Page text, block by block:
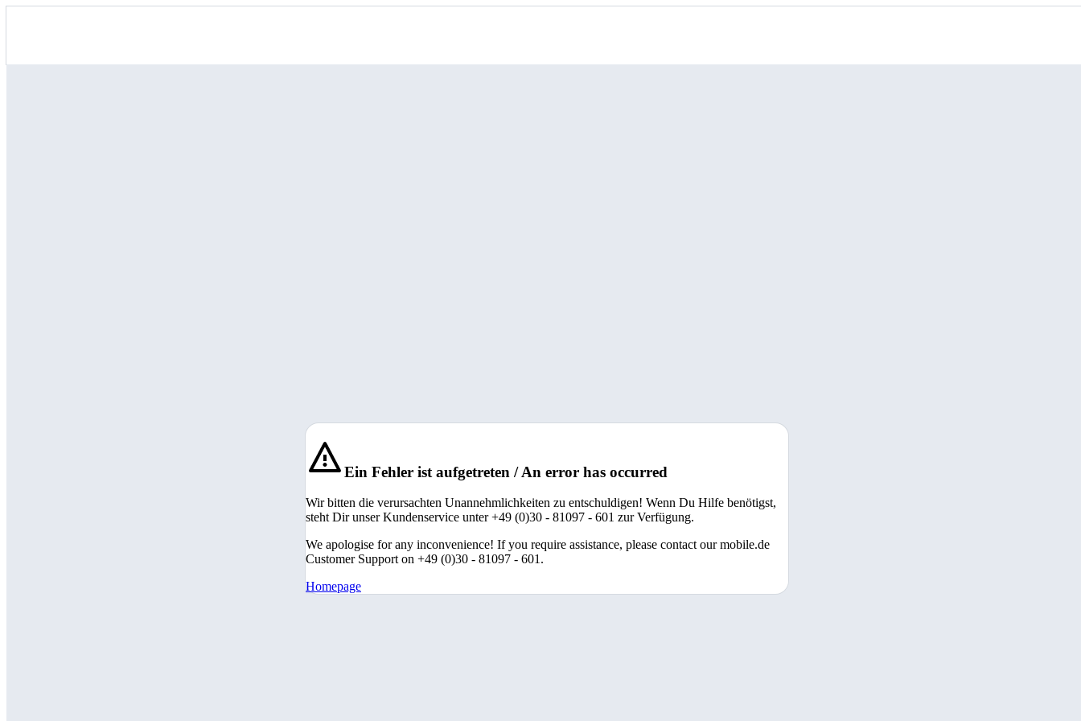
Ein Fehler ist aufgetreten / An error has occurred
Wir bitten die verursachten Unannehmlichkeiten zu entschuldigen! Wenn Du Hilfe benötigst,
steht Dir unser Kundenservice unter +49 (0)30 - 81097 - 601 zur Verfügung.
We apologise for any inconvenience! If you require assistance, please contact our mobile.de
Customer Support on +49 (0)30 - 81097 - 601.
Homepage